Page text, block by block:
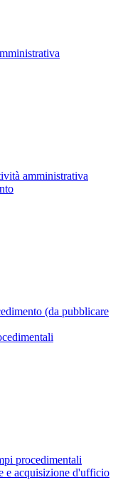
amministrativa
(da pubblicare
procedimentali
e acquisizione d'ufficio